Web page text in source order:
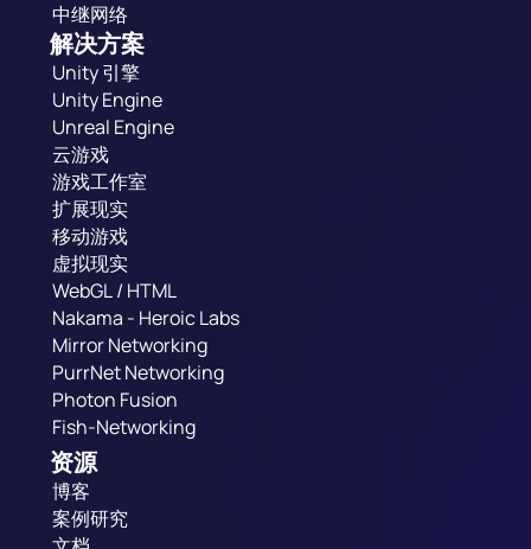
中继网络
解决方案
Unity 引擎
Unity Engine
Unreal Engine
云游戏
游戏工作室
扩展现实
移动游戏
虚拟现实
WebGL / HTML
Nakama - Heroic Labs
Mirror Networking
PurrNet Networking
Photon Fusion
Fish-Networking
资源
博客
案例研究